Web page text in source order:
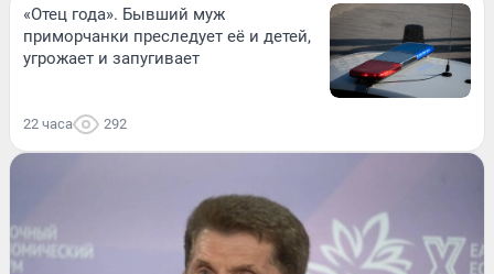
«Отец года». Бывший муж
приморчанки преследует её и детей,
угрожает и запугивает
22 часа 292